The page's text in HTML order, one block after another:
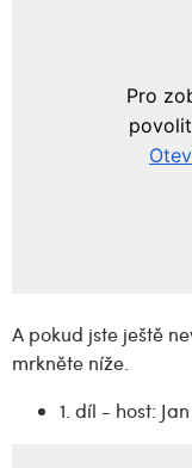
A pokud jste ještě
mrkněte níže.
1. díl - host: